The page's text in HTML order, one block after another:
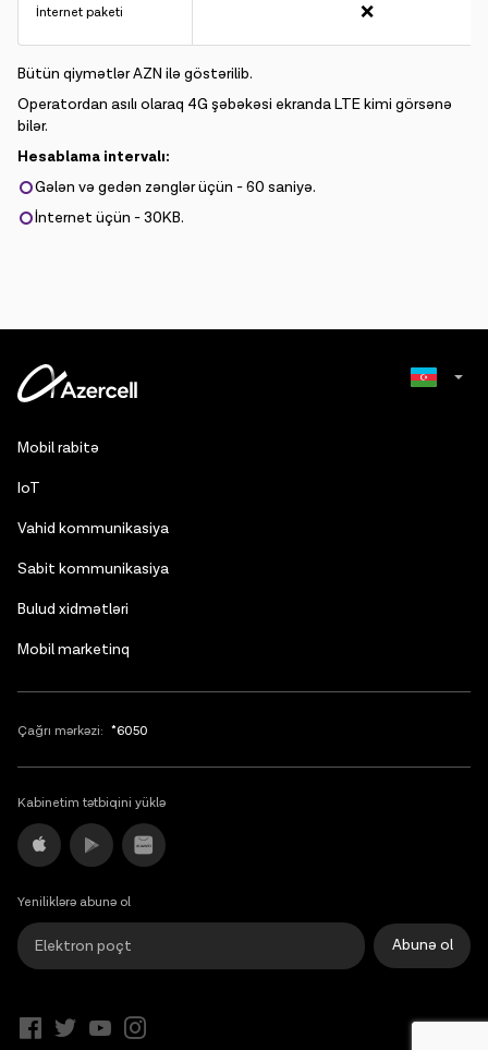
İnternet paketi ❌
Bütün qiymətlər AZN ilə göstərilib.
Operatordan asılı olaraq 4G şəbəkəsi ekranda LTE kimi görsənə
bilər.
Hesablama intervalı:
Gələn və gedən zənglər üçün - 60 saniyə.
İnternet üçün - 30KB.
Mobil rabitə
IoT
Vahid kommunikasiya
Sabit kommunikasiya
Bulud xidmətləri
Mobil marketinq
Çağrı mərkəzi: *6050
Kabinetim tətbiqini yüklə
Yeniliklərə abunə ol
Abunə ol